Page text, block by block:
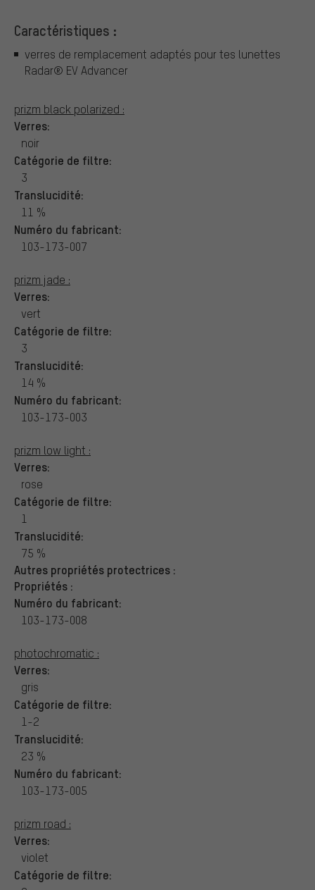
Caractéristiques :
verres de remplacement adaptés pour tes lunettes
Radar® EV Advancer
prizm black polarized :
Verres:
noir
Catégorie de filtre:
3
Translucidité:
11 %
Numéro du fabricant:
103-173-007
prizm jade :
Verres:
vert
Catégorie de filtre:
3
Translucidité:
14 %
Numéro du fabricant:
103-173-003
prizm low light :
Verres:
rose
Catégorie de filtre:
1
Translucidité:
75 %
Autres propriétés protectrices :
Propriétés :
Numéro du fabricant:
103-173-008
photochromatic :
Verres:
gris
Catégorie de filtre:
1-2
Translucidité:
23 %
Numéro du fabricant:
103-173-005
prizm road :
Verres:
violet
Catégorie de filtre: